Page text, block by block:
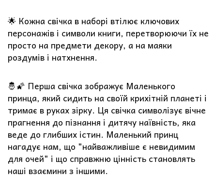
🌟 Кожна свічка в наборі втілює ключових
персонажів і символи книги, перетворюючи їх не
просто на предмети декору, а на маяки
роздумів і натхнення.
🤴🌠 Перша свічка зображує Маленького
принца, який сидить на своїй крихітній планеті і
тримає в руках зірку. Ця свічка символізує вічне
прагнення до пізнання і дитячу наївність, яка
веде до глибших істин. Маленький принц
нагадує нам, що "найважливіше є невидимим
для очей" і що справжню цінність становлять
наші взаємини з іншими.